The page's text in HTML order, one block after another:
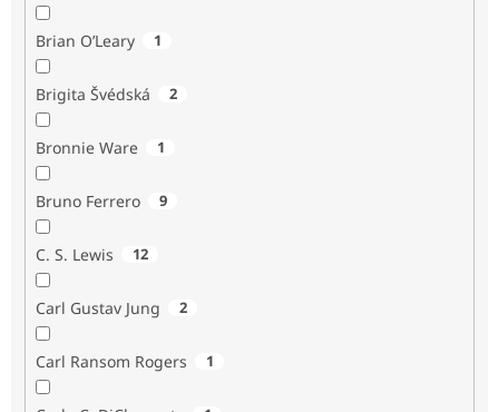
Brian O’Leary 1
Brigita Švédská 2
Bronnie Ware 1
Bruno Ferrero 9
C. S. Lewis 12
Carl Gustav Jung 2
Carl Ransom Rogers 1